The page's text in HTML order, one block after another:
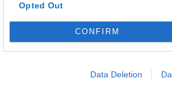
Opted Out
CONFIRM
Data Deletion
är från förra årets